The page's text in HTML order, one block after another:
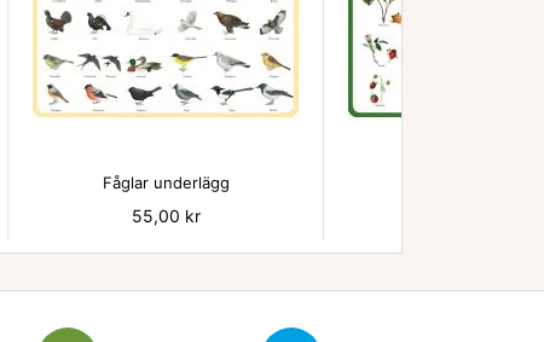

Fåglar underlägg
Pris
55,00 kr